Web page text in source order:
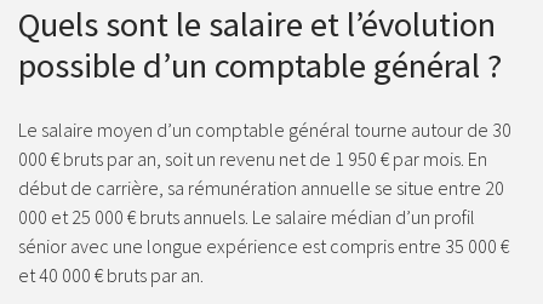
Quels sont le salaire et l’évolution
possible d’un comptable général ?
Le salaire moyen d’un comptable général tourne autour de 30
000 € bruts par an, soit un revenu net de 1 950 € par mois. En
début de carrière, sa rémunération annuelle se situe entre 20
000 et 25 000 € bruts annuels. Le salaire médian d’un profil
sénior avec une longue expérience est compris entre 35 000 €
et 40 000 € bruts par an.